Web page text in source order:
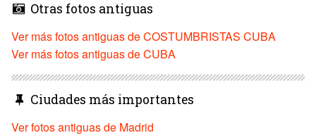
Otras fotos antiguas
Ver más fotos antiguas de COSTUMBRISTAS CUBA
Ver más fotos antiguas de CUBA
Ciudades más importantes
Ver fotos antiguas de Madrid